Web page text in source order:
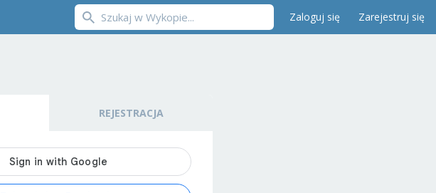
Zaloguj się Zarejestruj się
REJESTRACJA